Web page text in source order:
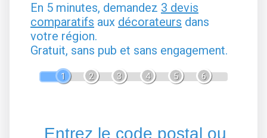
En 5 minutes, demandez 3 devis
comparatifs aux décorateurs dans
votre région.
Gratuit, sans pub et sans engagement.
1 2 3 4 5 6
Entrez le code postal ou